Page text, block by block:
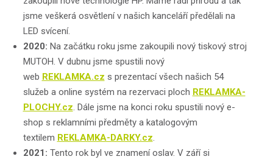
jsme veškerá osvětlení v našich kanceláří předělali na
LED svícení.
2020: Na začátku roku jsme zakoupili nový tiskový stroj
MUTOH. V dubnu jsme spustili nový
web REKLAMKA.cz s prezentací všech našich 54
služeb a online systém na rezervaci ploch REKLAMKA-
PLOCHY.cz. Dále jsme na konci roku spustili nový e-
shop s reklamními předměty a katalogovým
textilem REKLAMKA-DARKY.cz.
2021: Tento rok byl ve znamení oslav. V září si